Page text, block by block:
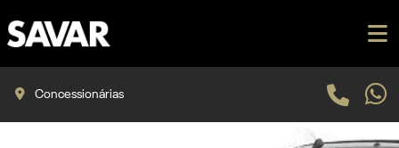
Concessionárias